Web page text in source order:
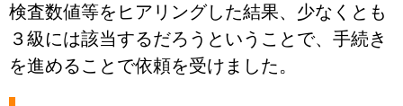
検査数値等をヒアリングした結果、少なくとも
３級には該当するだろうということで、手続き
を進めることで依頼を受けました。